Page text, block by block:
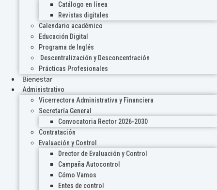
Catálogo en línea
Revistas digitales
Calendario académico
Educación Digital
Programa de Inglés
Descentralización y Desconcentración
Prácticas Profesionales
Bienestar
Administrativo
Vicerrectora Administrativa y Financiera
Secretaría General
Convocatoria Rector 2026-2030
Contratación
Evaluación y Control
Drector de Evaluación y Control
Campaña Autocontrol
Cómo Vamos
Entes de control